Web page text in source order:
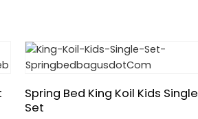
Spring Bed King Koil Kids Single
Set